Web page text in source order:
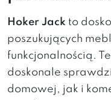
Hoker Jack to
poszukujących
funkcjonalnością.
doskonale
domowej, jak i